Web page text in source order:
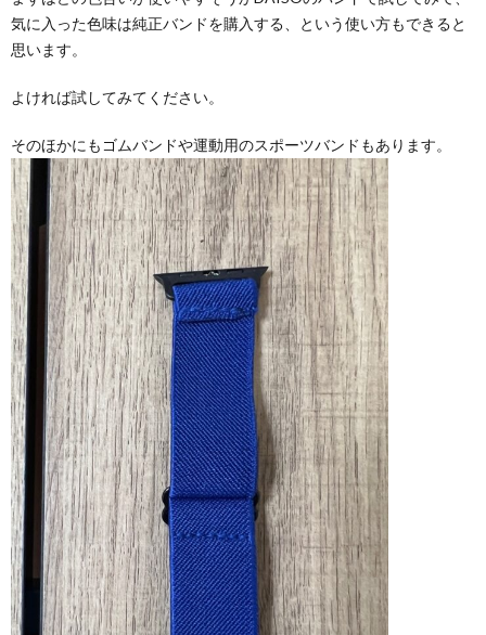
気に入った色味は純正バンドを購入する、という使い方もできると
思います。
よければ試してみてください。
そのほかにもゴムバンドや運動用のスポーツバンドもあります。